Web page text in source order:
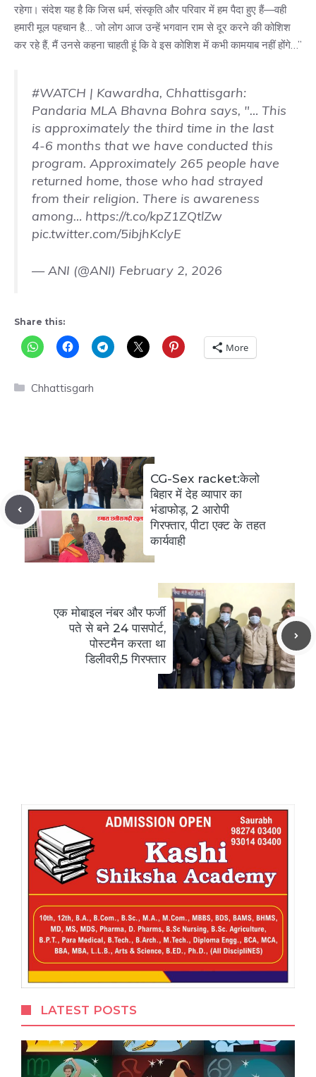
रहेगा। संदेश यह है कि जिस धर्म, संस्कृति और परिवार में हम पैदा हुए हैं—वही
हमारी मूल पहचान है… जो लोग आज उन्हें भगवान राम से दूर करने की कोशिश
कर रहे हैं, मैं उनसे कहना चाहती हूं कि वे इस कोशिश में कभी कामयाब नहीं होंगे…”
#WATCH | Kawardha, Chhattisgarh:
Pandaria MLA Bhavna Bohra says, "… This
is approximately the third time in the last
4-6 months that we have conducted this
program. Approximately 265 people have
returned home, those who had strayed
from their religion. There is awareness
among… https://t.co/kpZ1ZQtlZw
pic.twitter.com/5ibjhKclyE
— ANI (@ANI) February 2, 2026
Share this:
More
Categories
Chhattisgarh
CG-Sex racket:केलो
बिहार में देह व्यापार का
भंडाफोड़, 2 आरोपी
गिरफ्तार, पीटा एक्ट के तहत
कार्यवाही
एक मोबाइल नंबर और फर्जी
पते से बने 24 पासपोर्ट,
पोस्टमैन करता था
डिलीवरी,5 गिरफ्तार
LATEST POSTS